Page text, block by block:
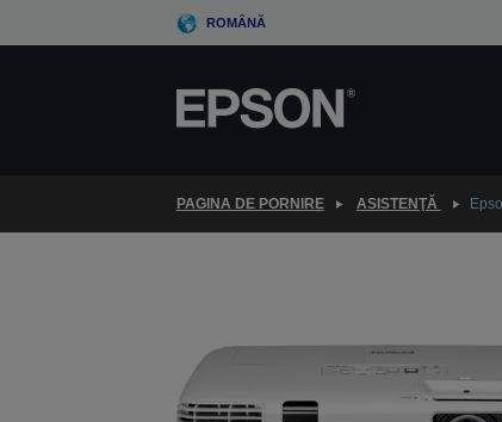
to
ROMÂNĂ
PAGINA DE PORNIRE ASISTENŢĂ